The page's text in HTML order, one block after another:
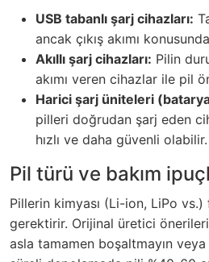
USB tabanlı şarj cihazları:
ancak çıkış akımı
Akıllı şarj cihazları: Pilin
akımı veren cihazlar ile pil
Harici şarj üniteleri
pilleri doğrudan şarj eden
hızlı ve daha güvenli olabilir.
Pil türü ve bakım
Pillerin kimyası (Li-ion, LiPo
gerektirir. Orijinal üretici
asla tamamen boşaltmayın veya